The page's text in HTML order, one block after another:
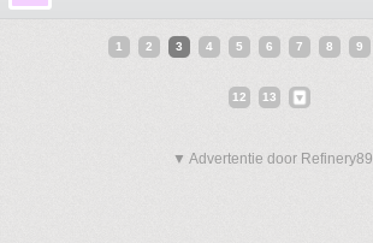
1 2 3 4 5 6 7 8 9
12 13
▼ Advertentie door Refinery89